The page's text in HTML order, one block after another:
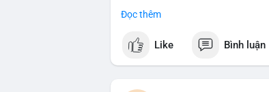
Email: usatrustbuild@gmail.com
Telegram: @UsaTrustBuild
Đọc thêm
Like Bình luận